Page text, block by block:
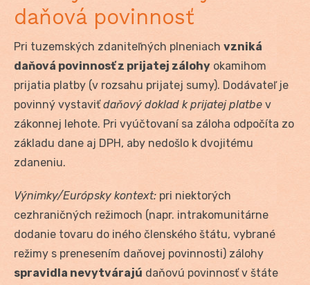
daňová povinnosť
Pri tuzemských zdaniteľných plneniach vzniká
daňová povinnosť z prijatej zálohy okamihom
prijatia platby (v rozsahu prijatej sumy). Dodávateľ je
povinný vystaviťdaňový doklad k prijatej platbe v
zákonnej lehote. Pri vyúčtovaní sa záloha odpočíta zo
základu dane aj DPH, aby nedošlo k dvojitému
zdaneniu.
Výnimky/Európsky kontext: pri niektorých
cezhraničných režimoch (napr. intrakomunitárne
dodanie tovaru do iného členského štátu, vybrané
režimy s prenesením daňovej povinnosti) zálohy
spravidla nevytvárajú daňovú povinnosť v štáte